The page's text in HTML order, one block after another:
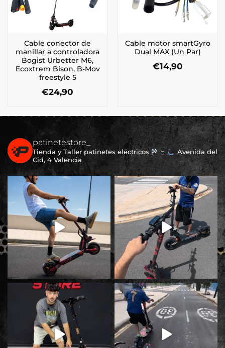
Cable conector de
manillar a controladora
Bogist Urbetter M6,
Ecoxtrem Bison, B-Mov
freestyle 5
€24,90
Cable motor smartGyro
Dual MAX (Un Par)
€14,90
patinetestore_
Tienda y Taller patinetes eléctricos
Avenida del
Cid, 4 Valencia